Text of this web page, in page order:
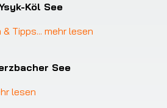
Köl See
& Tipps... mehr lesen
See
lesen